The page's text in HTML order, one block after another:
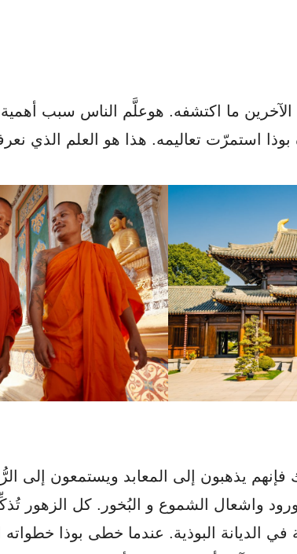
الآخرين ما اكتشفه. هوعلَّم الناس سبب أهمية
استمرّت تعاليمه. هذا هو العلم الذي
فإنهم يذهبون إلى المعابد ويستمعون إلى
واشعال الشموع و البُخور. كل الزهور
الديانة البوذية. عندما خطى بوذا خطواته